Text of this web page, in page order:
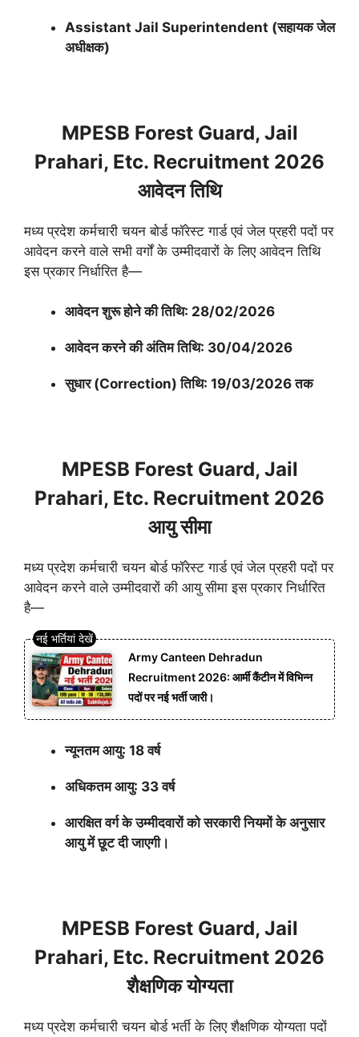
Assistant Jail Superintendent (सहायक जेल
अधीक्षक)
MPESB Forest Guard, Jail
Prahari, Etc. Recruitment 2026
आवेदन तिथि
मध्य प्रदेश कर्मचारी चयन बोर्ड फॉरेस्ट गार्ड एवं जेल प्रहरी पदों पर
आवेदन करने वाले सभी वर्गों के उम्मीदवारों के लिए आवेदन तिथि
इस प्रकार निर्धारित है—
आवेदन शुरू होने की तिथि: 28/02/2026
आवेदन करने की अंतिम तिथि: 30/04/2026
सुधार (Correction) तिथि: 19/03/2026 तक
MPESB Forest Guard, Jail
Prahari, Etc. Recruitment 2026
आयु सीमा
मध्य प्रदेश कर्मचारी चयन बोर्ड फॉरेस्ट गार्ड एवं जेल प्रहरी पदों पर
आवेदन करने वाले उम्मीदवारों की आयु सीमा इस प्रकार निर्धारित
है—
Army Canteen Dehradun
Recruitment 2026: आर्मी कैंटीन में विभिन्न
पदों पर नई भर्ती जारी।
न्यूनतम आयु: 18 वर्ष
अधिकतम आयु: 33 वर्ष
आरक्षित वर्ग के उम्मीदवारों को सरकारी नियमों के अनुसार
आयु में छूट दी जाएगी।
MPESB Forest Guard, Jail
Prahari, Etc. Recruitment 2026
शैक्षणिक योग्यता
मध्य प्रदेश कर्मचारी चयन बोर्ड भर्ती के लिए शैक्षणिक योग्यता पदों